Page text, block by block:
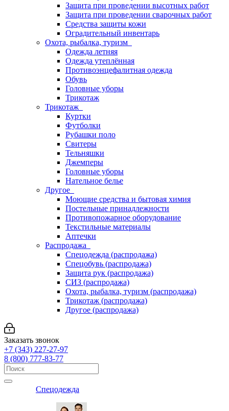
Защита при проведении высотных работ
Защита при проведении сварочных работ
Средства защиты кожи
Оградительный инвентарь
Охота, рыбалка, туризм
Одежда летняя
Одежда утеплённая
Противоэнцефалитная одежда
Обувь
Головные уборы
Трикотаж
Трикотаж
Куртки
Футболки
Рубашки поло
Свитеры
Тельняшки
Джемперы
Головные уборы
Нательное белье
Другое
Моющие средства и бытовая химия
Постельные принадлежности
Противопожарное оборудование
Текстильные материалы
Аптечки
Распродажа
Спецодежда (распродажа)
Спецобувь (распродажа)
Защита рук (распродажа)
СИЗ (распродажа)
Охота, рыбалка, туризм (распродажа)
Трикотаж (распродажа)
Другое (распродажа)
Заказать звонок
+7 (343) 227-27-97
8 (800) 777-83-77
Спецодежда